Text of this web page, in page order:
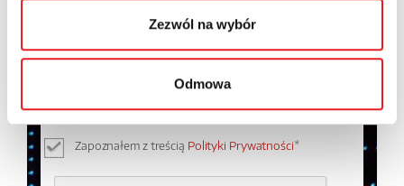
Zezwól na wybór
Odmowa
Wyrażam zgodę na przetwarzanie moich danych
temat przetwarzania danych osobowych w
prywatności.*
Zapoznałem z treścią Polityki Prywatności*